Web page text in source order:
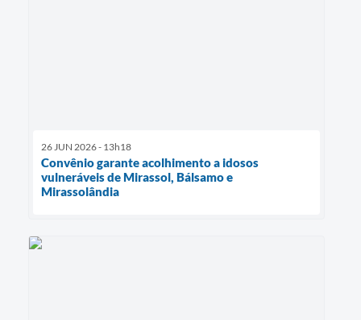
26 JUN 2026 - 13h18
Convênio garante acolhimento a idosos
vulneráveis de Mirassol, Bálsamo e
Mirassolândia